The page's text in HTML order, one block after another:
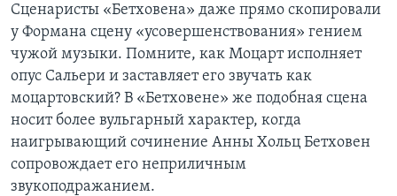
Сценаристы «Бетховена» даже прямо скопировали
у Формана сцену «усовершенствования» гением
чужой музыки. Помните, как Моцарт исполняет
опус Сальери и заставляет его звучать как
моцартовский? В «Бетховене» же подобная сцена
носит более вульгарный характер, когда
наигрывающий сочинение Анны Хольц Бетховен
сопровождает его неприличным
звукоподражанием.